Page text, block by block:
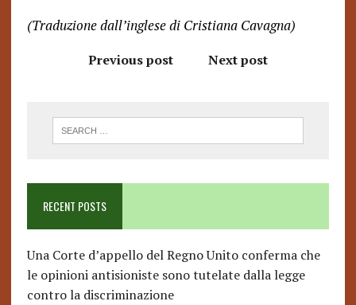
(Traduzione dall’inglese di Cristiana Cavagna)
Previous post Next post
RECENT POSTS
Una Corte d’appello del Regno Unito conferma che
le opinioni antisioniste sono tutelate dalla legge
contro la discriminazione